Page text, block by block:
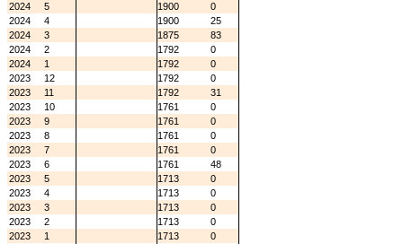
2024
5 1900
0
2024
4 1900
25
2024
3 1875
83
2024
2 1792
0
2024
1 1792
0
2023
12 1792
0
2023
11 1792
31
2023
10 1761
0
2023
9 1761
0
2023
8 1761
0
2023
7 1761
0
2023
6 1761
48
2023
5 1713
0
2023
4 1713
0
2023
3 1713
0
2023
2 1713
0
2023
1 1713
0